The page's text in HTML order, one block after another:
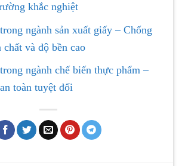
khắc nghiệt
ngành sản xuất giấy – Chống
chất và độ bền cao
ngành chế biến thực phẩm –
toàn tuyệt đối